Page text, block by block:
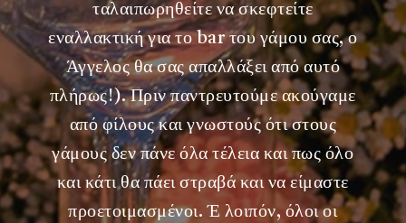
ταλαιπωρηθείτε να σκεφτείτε
εναλλακτική για το bar του γάμου σας, ο
Άγγελος θα σας απαλλάξει από αυτό
πλήρως!). Πριν παντρευτούμε ακούγαμε
από φίλους και γνωστούς ότι στους
γάμους δεν πάνε όλα τέλεια και πως όλο
και κάτι θα πάει στραβά και να είμαστε
προετοιμασμένοι. Έ λοιπόν, όλοι οι